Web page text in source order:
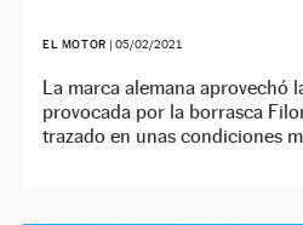
EL MOTOR | 05/02/2021
La marca alemana aprovechó
provocada por la borrasca
trazado en unas condiciones